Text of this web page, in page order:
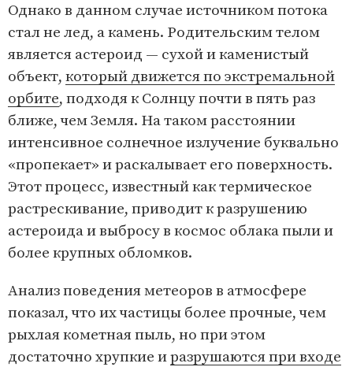
Однако в данном случае источником потока
стал не лед, а камень. Родительским телом
является астероид — сухой и каменистый
объект, который движется по экстремальной
орбите, подходя к Солнцу почти в пять раз
ближе, чем Земля. На таком расстоянии
интенсивное солнечное излучение буквально
«пропекает» и раскалывает его поверхность.
Этот процесс, известный как термическое
растрескивание, приводит к разрушению
астероида и выбросу в космос облака пыли и
более крупных обломков.
Анализ поведения метеоров в атмосфере
показал, что их частицы более прочные, чем
рыхлая кометная пыль, но при этом
достаточно хрупкие иразрушаются при входе